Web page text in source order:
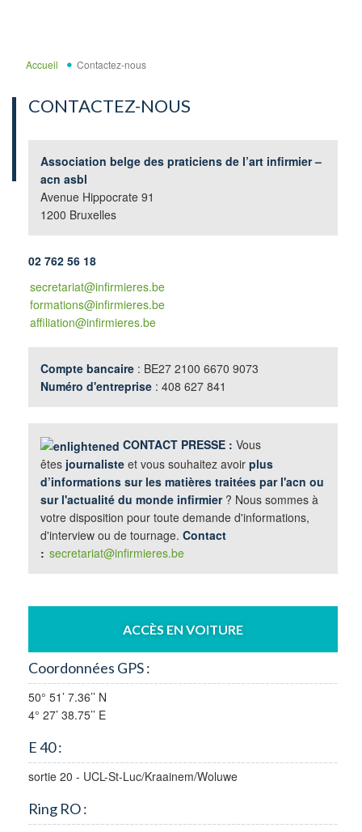
Accueil Contactez-nous
CONTACTEZ-NOUS
Association belge des praticiens de l’art infirmier –
acn asbl
Avenue Hippocrate 91
1200 Bruxelles
02 762 56 18
secretariat@infirmieres.be
formations@infirmieres.be
affiliation@infirmieres.be
Compte bancaire : BE27 2100 6670 9073
Numéro d'entreprise : 408 627 841
CONTACT PRESSE : Vous
êtes journaliste et vous souhaitez avoir plus
d’informations sur les matières traitées par l'acn ou
sur l'actualité du monde infirmier? Nous sommes à
votre disposition pour toute demande d'informations,
d'interview ou de tournage. Contact
: secretariat@infirmieres.be
ACCÈS EN VOITURE
Coordonnées GPS :
50° 51’ 7.36’’ N
4° 27’ 38.75’’ E
E 40 :
sortie 20 - UCL-St-Luc/Kraainem/Woluwe
Ring RO :